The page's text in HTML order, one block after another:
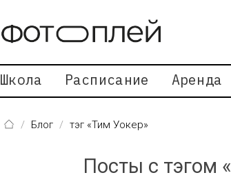
Школа Расписание Аренда
Блог тэг «Тим Уокер»
Посты с тэгом «